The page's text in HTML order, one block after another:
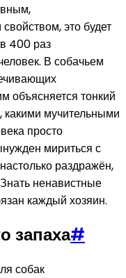
это будет
400 раз
В собачьем
объясняется тонкий
какими мучительными
просто
мириться с
раздражён,
ненавистные
каждый хозяин.
запаха#